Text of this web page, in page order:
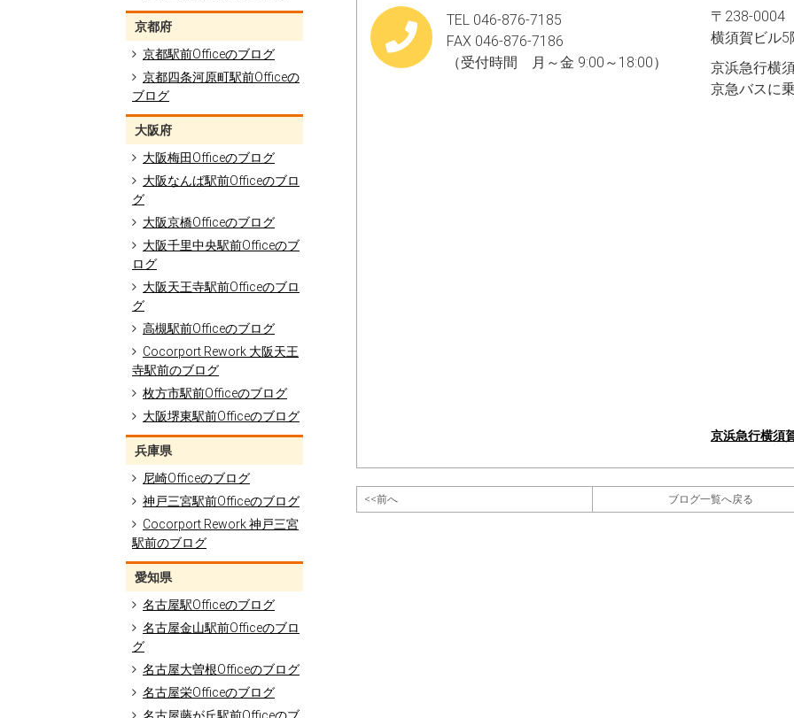
京都府
京都駅前Officeのブログ
京都四条河原町駅前Officeの
ブログ
大阪府
大阪梅田Officeのブログ
大阪なんば駅前Officeのブロ
グ
大阪京橋Officeのブログ
大阪千里中央駅前Officeのブ
ログ
大阪天王寺駅前Officeのブロ
グ
高槻駅前Officeのブログ
Cocorport Rework 大阪天王
寺駅前のブログ
枚方市駅前Officeのブログ
大阪堺東駅前Officeのブログ
兵庫県
尼崎Officeのブログ
神戸三宮駅前Officeのブログ
Cocorport Rework 神戸三宮
駅前のブログ
愛知県
名古屋駅Officeのブログ
名古屋金山駅前Officeのブロ
グ
名古屋大曽根Officeのブログ
名古屋栄Officeのブログ
TEL 046-876-7185
FAX 046-876-7186
（受付時間 月～金 9:00～18:00）
〒238-
横須賀ビル5
京浜急行横
京急バスに
京浜急行横須
<<前へ ブログ一覧へ戻る